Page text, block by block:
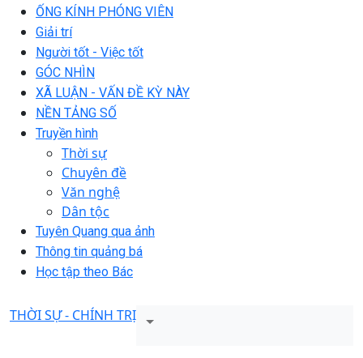
ỐNG KÍNH PHÓNG VIÊN
Giải trí
Người tốt - Việc tốt
GÓC NHÌN
XÃ LUẬN - VẤN ĐỀ KỲ NÀY
NỀN TẢNG SỐ
Truyền hình
Thời sự
Chuyên đề
Văn nghệ
Dân tộc
Tuyên Quang qua ảnh
Thông tin quảng bá
Học tập theo Bác
THỜI SỰ - CHÍNH TRỊ